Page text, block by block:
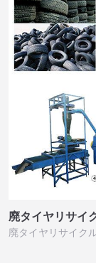
廃タイヤリサイ
廃タイヤリサイク